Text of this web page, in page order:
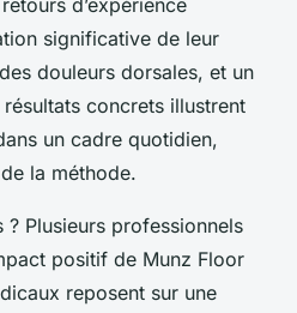
d’expérience
significative de leur
douleurs dorsales, et un
concrets illustrent
un cadre quotidien,
la méthode.
? Plusieurs professionnels
positif de Munz Floor
reposent sur une